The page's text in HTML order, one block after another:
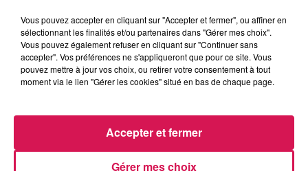
TEMPER CITY
Self Aware
AMBRE
J'me Demande
THE WEEKND
Take My Breath
LES ARTICLES LES PLUS CONSULTÉS
CHALEUR ET RISQUE
Vous pouvez accepter en cliquant sur "Accepter et fermer", ou affiner en
sélectionnant les finalités et/ou partenaires dans "Gérer mes choix".
Vous pouvez également refuser en cliquant sur "Continuer sans
accepter". Vos préférences ne s'appliqueront que pour ce site. Vous
pouvez mettre à jour vos choix, ou retirer votre consentement à tout
moment via le lien "Gérer les cookies" situé en bas de chaque page.
Gérer mes choix
Accepter et fermer